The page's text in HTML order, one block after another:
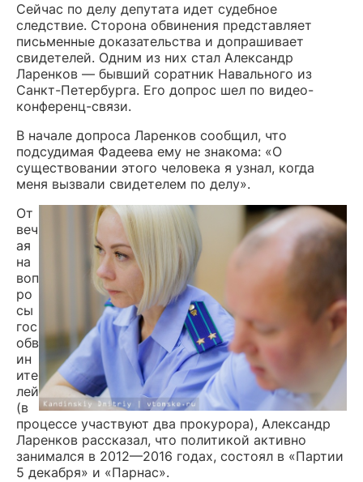
Сейчас по делу депутата идет судебное
следствие. Сторона обвинения представляет
письменные доказательства и допрашивает
свидетелей. Одним из них стал Александр
Ларенков — бывший соратник Навального из
Санкт-Петербурга. Его допрос шел по видео-
конференц-связи.
В начале допроса Ларенков сообщил, что
подсудимая Фадеева ему не знакома: «О
существовании этого человека я узнал, когда
меня вызвали свидетелем по делу».
От
веч
ая
на
воп
ро
сы
гос
обв
ин
ите
лей
(в
процессе участвуют два прокурора), Александр
Ларенков рассказал, что политикой активно
занимался в 2012—2016 годах, состоял в «Партии
5 декабря» и «Парнас».